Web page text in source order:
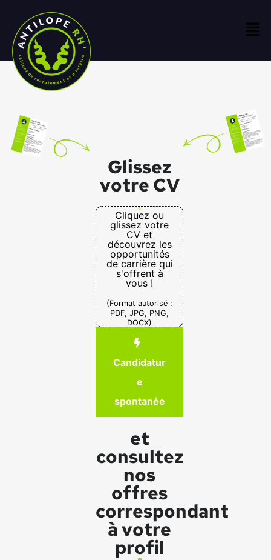
Glissez
votre CV
Cliquez ou
glissez votre
CV et
découvrez les
opportunités
de carrière qui
s'offrent à
vous !
(Format autorisé :
PDF, JPG, PNG,
DOCX)
Candidatur
e
spontanée
et
consultez
nos
offres
correspondant
à votre
profil